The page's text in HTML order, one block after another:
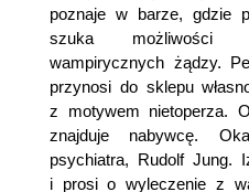
poznaje w barze, gdzie
szuka możliwości
wampirycznych żądzy.
przynosi do sklepu
z motywem nietoperza.
znajduje nabywcę.
psychiatra, Rudolf Jung.
i prosi o wyleczenie z